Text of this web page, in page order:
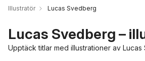
Illustratör Lucas Svedberg
Lucas Svedberg –
Upptäck titlar med illustrationer av Lucas